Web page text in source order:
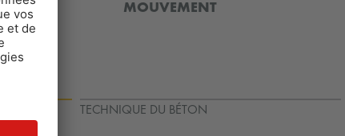
MOUVEMENT
TECHNIQUE DU BÉTON